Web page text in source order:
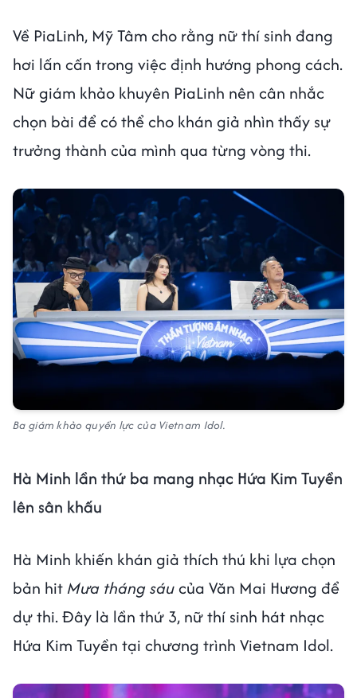
Về PiaLinh, Mỹ Tâm cho rằng nữ thí sinh đang
hơi lấn cấn trong việc định hướng phong cách.
Nữ giám khảo khuyên PiaLinh nên cân nhắc
chọn bài để có thể cho khán giả nhìn thấy sự
trưởng thành của mình qua từng vòng thi.
Ba giám khảo quyền lực của Vietnam Idol.
Hà Minh lần thứ ba mang nhạc Hứa Kim Tuyền
lên sân khấu
Hà Minh khiến khán giả thích thú khi lựa chọn
bản hit Mưa tháng sáucủa Văn Mai Hương để
dự thi. Đây là lần thứ 3, nữ thí sinh hát nhạc
Hứa Kim Tuyền tại chương trình Vietnam Idol.